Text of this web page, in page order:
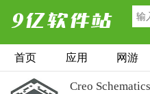
首页 应用 网游
Creo